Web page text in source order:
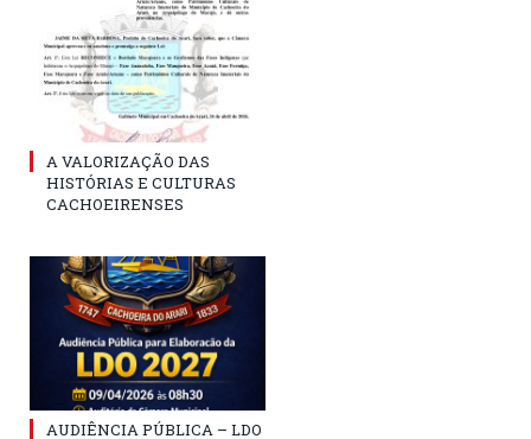
A VALORIZAÇÃO DAS
HISTÓRIAS E CULTURAS
CACHOEIRENSES
AUDIÊNCIA PÚBLICA – LDO